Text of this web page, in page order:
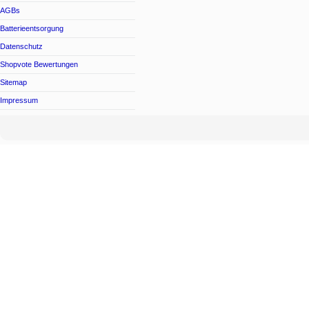
AGBs
Batterieentsorgung
Datenschutz
Shopvote Bewertungen
Sitemap
Impressum